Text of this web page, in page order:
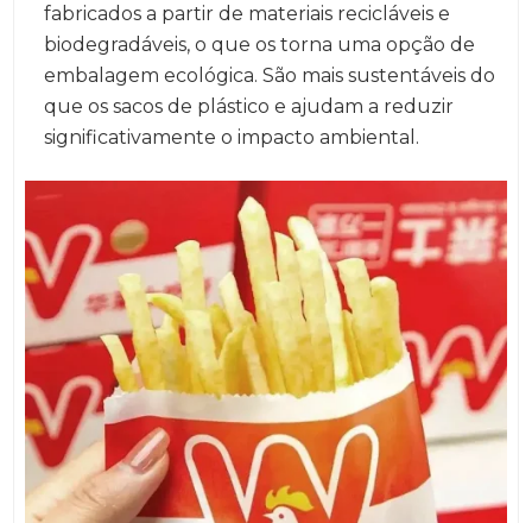
fabricados a partir de materiais recicláveis e
biodegradáveis, o que os torna uma opção de
embalagem ecológica. São mais sustentáveis do
que os sacos de plástico e ajudam a reduzir
significativamente o impacto ambiental.